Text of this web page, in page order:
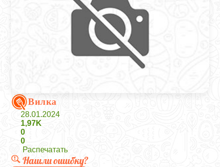
Вилка
28.01.2024
1,97K
0
0
Распечатать
Нашли ошибку?